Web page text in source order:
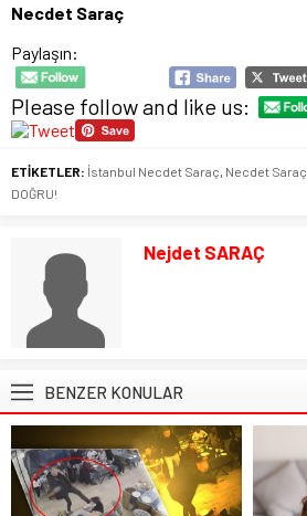
Necdet Saraç
Paylaşın:
Please follow and like us:
ETİKETLER: İstanbul Necdet Saraç, Necdet Saraç
DOĞRU!
Nejdet SARAÇ
BENZER KONULAR